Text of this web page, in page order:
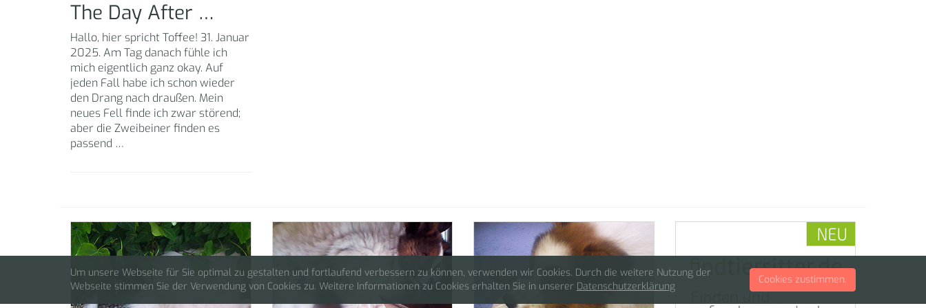
The Day After …
Hallo, hier spricht Toffee! 31. Januar
2025. Am Tag danach fühle ich
mich eigentlich ganz okay. Auf
jeden Fall habe ich schon wieder
den Drang nach draußen. Mein
neues Fell finde ich zwar störend;
aber die Zweibeiner finden es
passend …
Um unsere Webseite für Sie optimal zu gestalten und fortlaufend verbessern zu können, verwenden wir Cookies. Durch die weitere Nutzung der
Webseite stimmen Sie der Verwendung von Cookies zu. Weitere Informationen zu Cookies erhalten Sie in unserer Datenschutzerklärung
Cookies zustimmen.